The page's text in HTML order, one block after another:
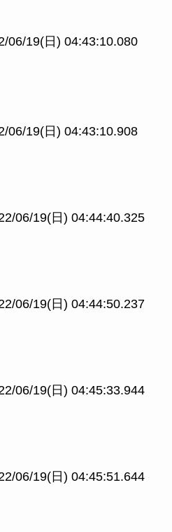
06/19(日) 04:43:10.080
06/19(日) 04:43:10.908
06/19(日) 04:44:40.325
06/19(日) 04:44:50.237
06/19(日) 04:45:33.944
06/19(日) 04:45:51.644